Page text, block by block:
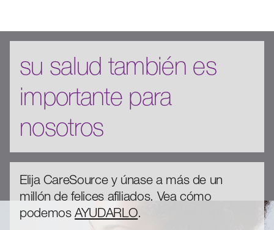
su salud también es
importante para
nosotros
Elija CareSource y únase a más de un
millón de felices afiliados. Vea cómo
podemosAYUDARLO.